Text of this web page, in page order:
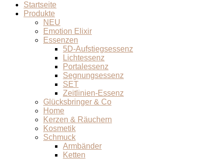
Startseite
Produkte
NEU
Emotion Elixir
Essenzen
5D-Aufstiegsessenz
Lichtessenz
Portalessenz
Segnungsessenz
SET
Zeitlinien-Essenz
Glücksbringer & Co
Home
Kerzen & Räuchern
Kosmetik
Schmuck
Armbänder
Ketten